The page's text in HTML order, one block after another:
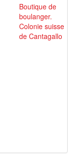
Boutique de
boulanger.
Colonie suisse
de Cantagallo